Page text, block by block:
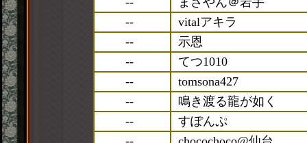
--
vitalアキラ
--
示恩
--
てつ1010
--
tomsona427
--
鳴き渡る龍が如く
--
すぽんぷ